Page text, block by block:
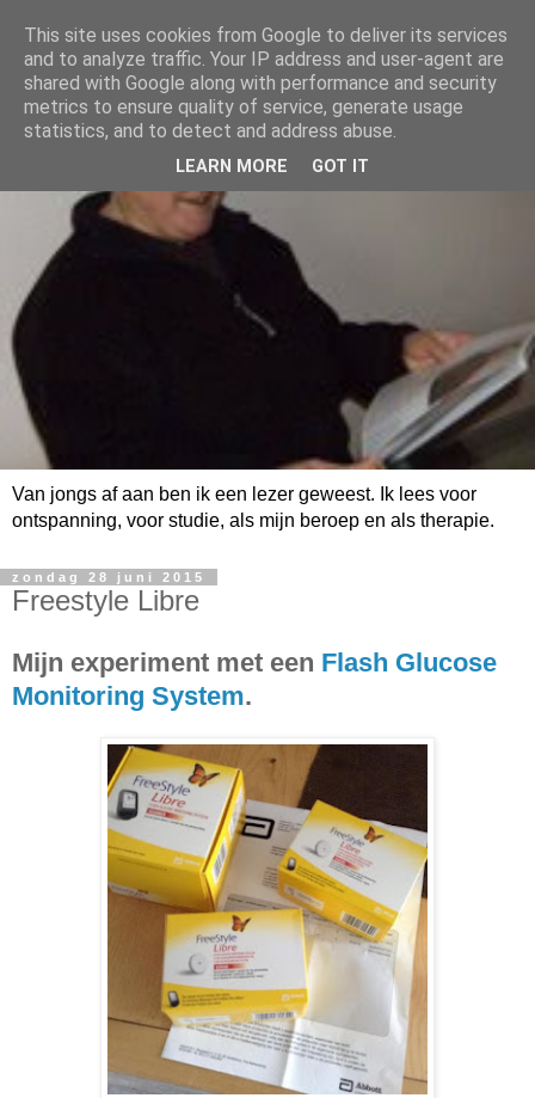
Van jongs af aan ben ik een lezer geweest. Ik lees voor
ontspanning, voor studie, als mijn beroep en als therapie.
zondag 28 juni 2015
Freestyle Libre
Mijn experiment met een Flash Glucose
Monitoring System.
This site uses cookies from Google to deliver its services
and to analyze traffic. Your IP address and user-agent are
shared with Google along with performance and security
metrics to ensure quality of service, generate usage
statistics, and to detect and address abuse.
LEARN MORE GOT IT